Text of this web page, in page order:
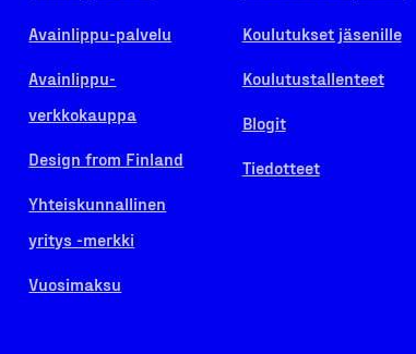
Avainlippu-palvelu
Avainlippu-
verkkokauppa
Design from Finland
Yhteiskunnallinen
yritys -merkki
Vuosimaksu
Koulutukset jäsenille
Koulutustallenteet
Blogit
Tiedotteet